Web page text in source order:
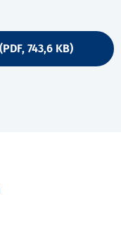
743,6 KB)